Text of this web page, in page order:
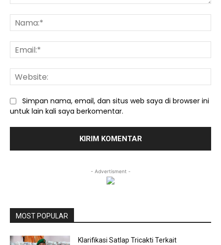
Simpan nama, email, dan situs web saya di browser ini
untuk lain kali saya berkomentar.
- Advertisment -
MOST POPULAR
Klarifikasi Satlap Tricakti Terkait